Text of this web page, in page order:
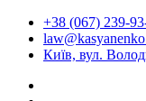
+38 (067) 239-
Київ, вул.